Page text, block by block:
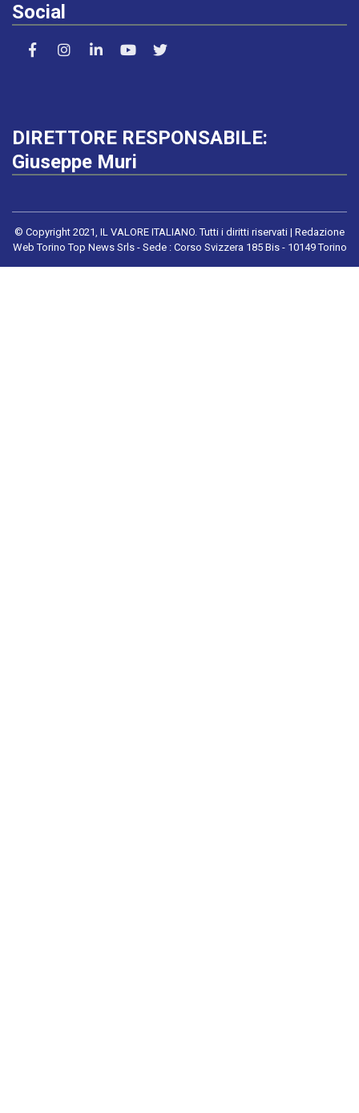
Social
DIRETTORE RESPONSABILE:
Giuseppe Muri
© Copyright 2021, IL VALORE ITALIANO. Tutti i diritti riservati | Redazione
Web Torino Top News Srls - Sede : Corso Svizzera 185 Bis - 10149 Torino